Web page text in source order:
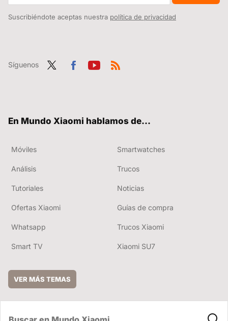
Suscribiéndote aceptas nuestra política de privacidad
Síguenos
En Mundo Xiaomi hablamos de...
Móviles Smartwatches
Análisis Trucos
Tutoriales Noticias
Ofertas Xiaomi Guías de compra
Whatsapp Trucos Xiaomi
Smart TV Xiaomi SU7
VER MÁS TEMAS